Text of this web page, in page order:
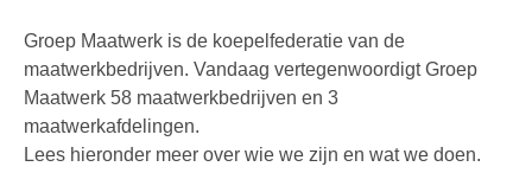
Groep Maatwerk is de koepelfederatie van de
maatwerkbedrijven. Vandaag vertegenwoordigt Groep
Maatwerk 58 maatwerkbedrijven en 3
maatwerkafdelingen.
Lees hieronder meer over wie we zijn en wat we doen.